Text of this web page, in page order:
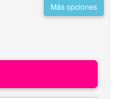
Más opciones